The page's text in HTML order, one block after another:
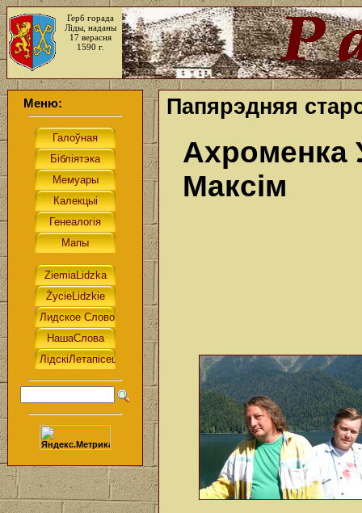
Герб горада
Ліды, наданы
17 верасня
1590 г.
Меню: Папярэдняя
Ахроменка
Максім